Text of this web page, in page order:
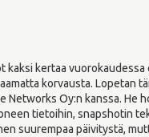
kertaa
korvausta. Lopetan
Oy:n kanssa. He
tietoihin, snapshotin
suurempaa päivitystä,